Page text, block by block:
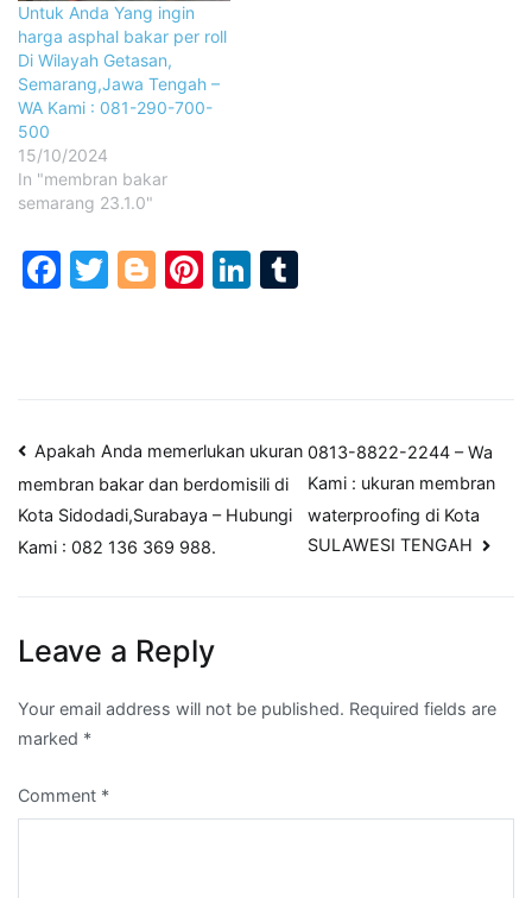
Untuk Anda Yang ingin
harga asphal bakar per roll
Di Wilayah Getasan,
Semarang,Jawa Tengah –
WA Kami : 081-290-700-
500
15/10/2024
In "membran bakar
semarang 23.1.0"
Facebook
Twitter
Blogger
Pinterest
LinkedIn
Post
navigation
Apakah Anda memerlukan ukuran
membran bakar dan berdomisili di
Kota Sidodadi,Surabaya – Hubungi
Kami : 082 136 369 988.
0813-8822-2244 – Wa
Kami : ukuran membran
waterproofing di Kota
SULAWESI TENGAH
Leave a Reply
Your email address will not be published. Required fields are
marked *
Comment *